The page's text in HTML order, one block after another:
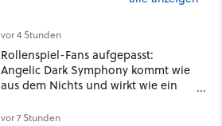
vor 4 Stunden
Rollenspiel-Fans aufgepasst:
Angelic Dark Symphony kommt wie
aus dem Nichts und wirkt wie ein
Mass Effect
vor 7 Stunden